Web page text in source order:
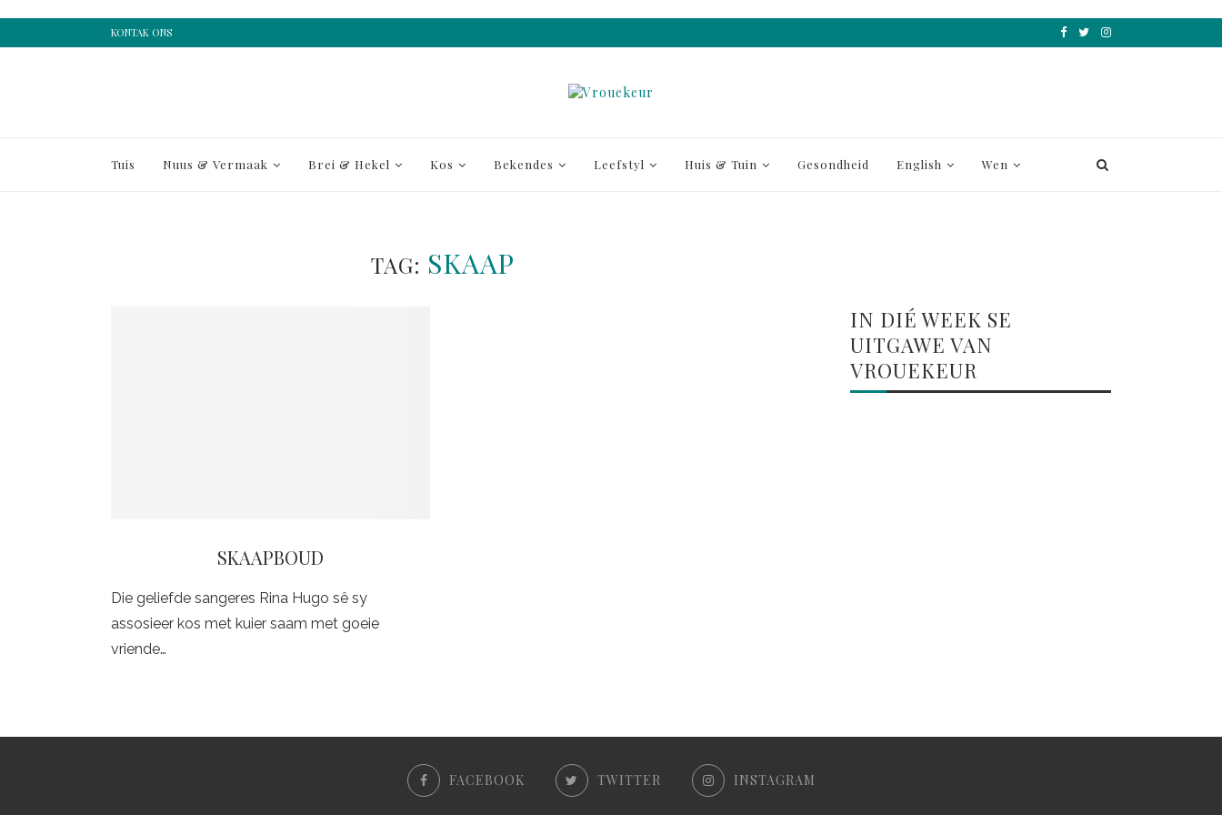
KONTAK ONS
Tuis Nuus & Vermaak Brei & Hekel Kos Bekendes Leefstyl Huis & Tuin Gesondheid English Wen
TAG: SKAAP
SKAAPBOUD
Die geliefde sangeres Rina Hugo sê sy
assosieer kos met kuier saam met goeie
vriende…
IN DIÉ WEEK SE
UITGAWE VAN
VROUEKEUR
FACEBOOK TWITTER INSTAGRAM